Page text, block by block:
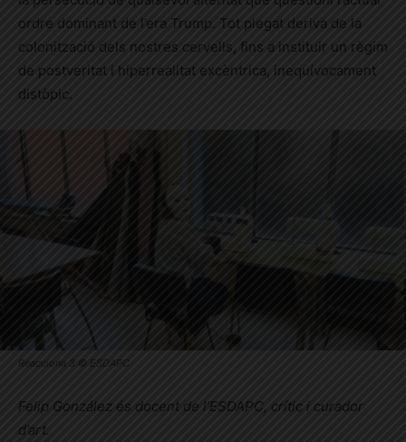
ordre dominant de l’era Trump. Tot plegat deriva de la
colonització dels nostres cervells, fins a instituir un règim
de postveritat i hiperrealitat excèntrica, inequívocament
distòpic.
Reacciona 3 © ESDAPC
Felip González és docent de l’ESDAPC, crític i curador
d’art.